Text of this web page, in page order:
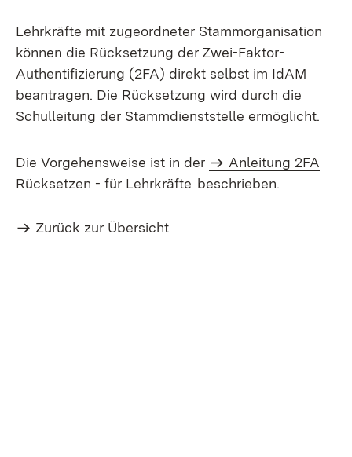
Lehrkräfte mit zugeordneter Stammorganisation
können die Rücksetzung der Zwei-Faktor-
Authentifizierung (2FA) direkt selbst im IdAM
beantragen. Die Rücksetzung wird durch die
Schulleitung der Stammdienststelle ermöglicht.
Die Vorgehensweise ist in der
Anleitung 2FA
Rücksetzen - für Lehrkräfte beschrieben.
Zurück zur Übersicht